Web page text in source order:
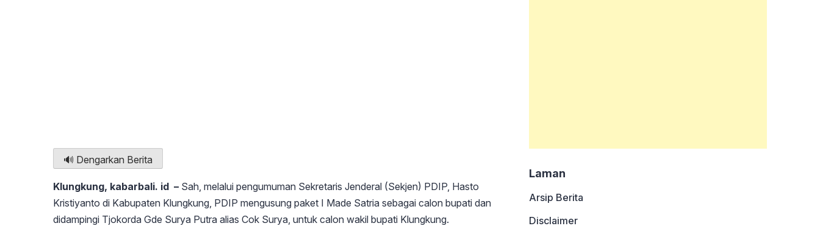
🔊 Dengarkan Berita
Klungkung, kabarbali. id – Sah, melalui pengumuman Sekretaris Jenderal (Sekjen) PDIP, Hasto
Kristiyanto di Kabupaten Klungkung, PDIP mengusung paket I Made Satria sebagai calon bupati dan
didampingi Tjokorda Gde Surya Putra alias Cok Surya, untuk calon wakil bupati Klungkung.
Laman
Arsip Berita
Disclaimer